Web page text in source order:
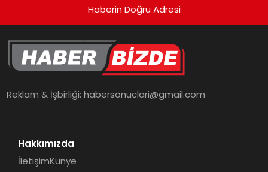
Haberin Doğru Adresi
Reklam & İşbirliği:habersonuclari@gmail.com
Hakkımızda
İletişimKünye